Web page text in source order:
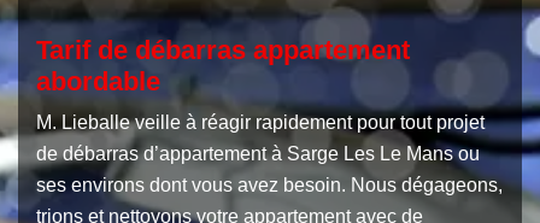
Tarif de débarras appartement
abordable
M. Lieballe veille à réagir rapidement pour tout projet
de débarras d’appartement à Sarge Les Le Mans ou
ses environs dont vous avez besoin. Nous dégageons,
trions et nettoyons votre appartement avec de